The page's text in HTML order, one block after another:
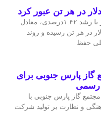
قیمت جهانی مس در معاملات اخیر با رشد ۱.۴۲درصدی، معادل
دلار، به ۱۴هزار و ۴۷.۹۷ دلار در هر تن رسیده و روند
حفظ
پارس جنوبی برای
رسمی
گاز پارس جنوبی با
و نظارت بر تولید شرکت